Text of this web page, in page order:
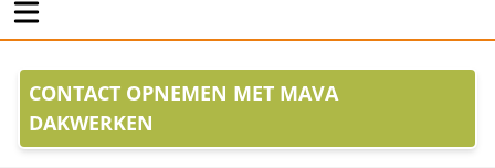
CONTACT OPNEMEN MET MAVA
DAKWERKEN